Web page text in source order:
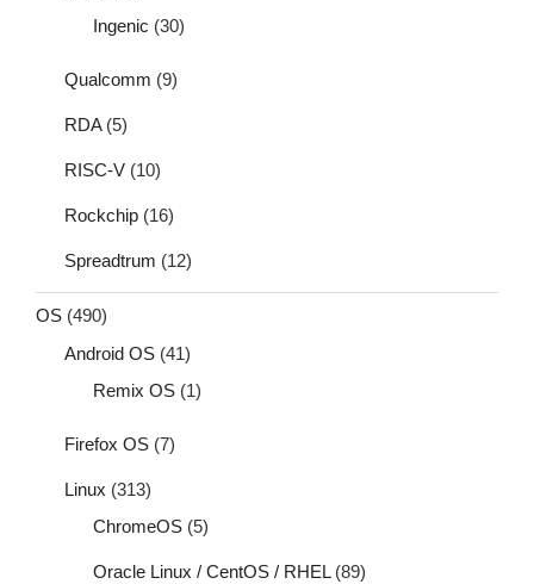
Ingenic (30)
Qualcomm (9)
RDA(5)
RISC-V (10)
Rockchip (16)
Spreadtrum (12)
OS (490)
Android OS (41)
Remix OS (1)
Firefox OS (7)
Linux (313)
ChromeOS (5)
Oracle Linux / CentOS / RHEL(89)